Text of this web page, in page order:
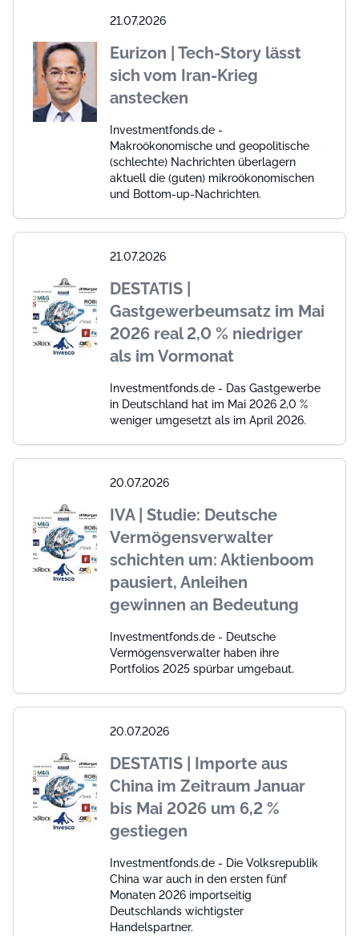
21.07.2026
Eurizon | Tech-Story lässt
sich vom Iran-Krieg
anstecken
Investmentfonds.de -
Makroökonomische und geopolitische
(schlechte) Nachrichten überlagern
aktuell die (guten) mikroökonomischen
und Bottom-up-Nachrichten.
21.07.2026
DESTATIS |
Gastgewerbeumsatz im Mai
2026 real 2,0 % niedriger
als im Vormonat
Investmentfonds.de - Das Gastgewerbe
in Deutschland hat im Mai 2026 2,0 %
weniger umgesetzt als im April 2026.
20.07.2026
IVA | Studie: Deutsche
Vermögensverwalter
schichten um: Aktienboom
pausiert, Anleihen
gewinnen an Bedeutung
Investmentfonds.de - Deutsche
Vermögensverwalter haben ihre
Portfolios 2025 spürbar umgebaut.
20.07.2026
DESTATIS | Importe aus
China im Zeitraum Januar
bis Mai 2026 um 6,2 %
gestiegen
Investmentfonds.de - Die Volksrepublik
China war auch in den ersten fünf
Monaten 2026 importseitig
Deutschlands wichtigster
Handelspartner.